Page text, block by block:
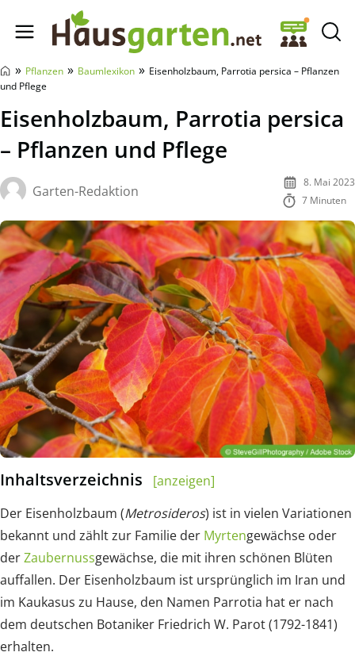
Hausgarten.net
» Pflanzen » Baumlexikon » Eisenholzbaum, Parrotia persica – Pflanzen
und Pflege
Eisenholzbaum, Parrotia persica
– Pflanzen und Pflege
Garten-Redaktion
8. Mai 2023
7 Minuten
Inhaltsverzeichnis
[anzeigen]
Der Eisenholzbaum (Metrosideros) ist in vielen Variationen
bekannt und zählt zur Familie der Myrtengewächse oder
derZaubernussgewächse, die mit ihren schönen Blüten
auffallen. Der Eisenholzbaum ist ursprünglich im Iran und
im Kaukasus zu Hause, den Namen Parrotia hat er nach
dem deutschen Botaniker Friedrich W. Parot (1792-1841)
erhalten.